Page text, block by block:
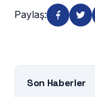
Paylaş:
Son Haberler